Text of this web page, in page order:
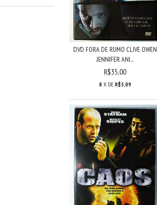
DVD FORA DE RUMO CLIVE OWEN
JENNIFER ANI...
R$35,00
8 X DE R$5,09